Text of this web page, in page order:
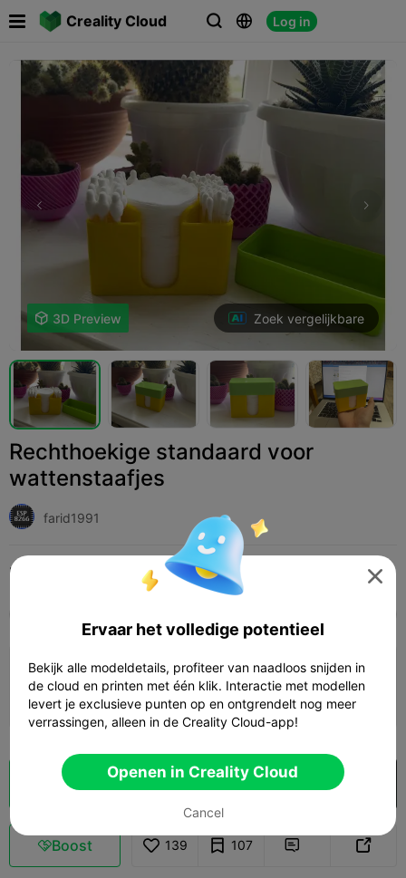
Creality Cloud   Log in
 
 3D Preview Zoek vergelijkbare
Rechthoekige standaard voor
wattenstaafjes
farid1991
Print Settings (1) Add Huishouden Woondecoraties & ornamenten 
0,2 mm laag, 2 wanden, 15% vulling
 05h 11m  2 plates  192.76g
Cloud slice Openen in Creality Cloud
Boost 139 107  

Ervaar het volledige potentieel
Bekijk alle modeldetails, profiteer van naadloos snijden in
de cloud en printen met één klik. Interactie met modellen
levert je exclusieve punten op en ontgrendelt nog meer
verrassingen, alleen in de Creality Cloud-app!
Openen in Creality Cloud
Cancel